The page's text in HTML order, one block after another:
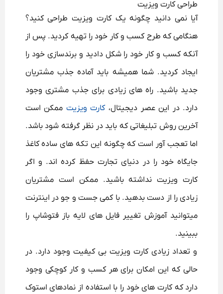
طراحی کارت ویزیت
آیا نمی دانید چگونه یک کارت ویزیت طراحی کنید؟
هنگامی که طرح کسب و کار خود را تهیه کردید. پس از
آنکه کسب و کار خود را شکل دادید و برندسازی خود را
ایجاد کردید. شما همیشه باید آماده جذب مشتریان
جدید باشید. راه های زیادی برای جذب مشتری وجود
دارد. در این عصر دیجیتال،کارت ویزیت ممکن است
آخرین روش تبلیغاتی که باید در نظر گرفته شود باشد.
اما تعجب آور است که چگونه این تکه های ساده کاغذ
جایگاه خود را در دنیای تجارت حفظ کرده اند. و اگر
کارت ویزیت نداشته باشید. ممکن است مشتریان
زیادی را از دست بدهید. با کمی جست و جو در اینترنت
میتوانید آموزش تغییر فایل های لایه باز فتوشاپ را
ببینید.
و تعداد زیادی کارت ویزیت بی کیفیت وجود دارد. در
حالی که این امکان برای هر کسب و کار کوچکی وجود
دارد که کارت های خود را با استفاده از نمادهای استوک